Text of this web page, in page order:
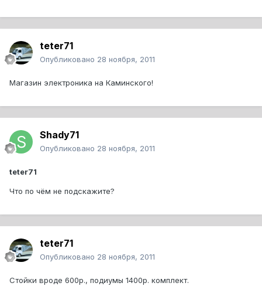
teter71
Опубликовано 28 ноября, 2011
Магазин электроника на Каминского!
Shady71
Опубликовано 28 ноября, 2011
teter71
Что по чём не подскажите?
teter71
Опубликовано 28 ноября, 2011
Стойки вроде 600р., подиумы 1400р. комплект.